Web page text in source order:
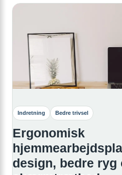
Indretning Bedre trivsel
Ergonomisk
design, bedre ryg